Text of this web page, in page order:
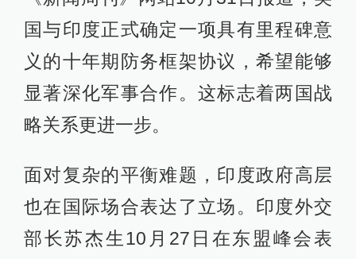
国与印度正式确定一项具有里程碑意
义的十年期防务框架协议，希望能够
显著深化军事合作。这标志着两国战
略关系更进一步。
面对复杂的平衡难题，印度政府高层
也在国际场合表达了立场。印度外交
部长苏杰生10月27日在东盟峰会表